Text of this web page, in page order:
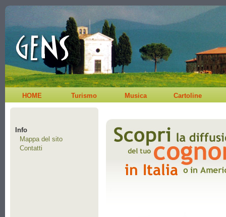
HOME Turismo Musica Cartoline
Info
Mappa del sito
Contatti